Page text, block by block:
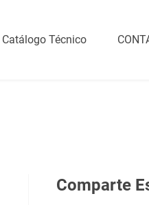
Catálogo Técnico
Comparte